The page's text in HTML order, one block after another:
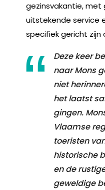
gezinsvakantie, met
uitstekende service
specifiek gericht zijn
Deze keer
naar Mons
niet
het laatst
gingen.
Vlaamse
toeristen
historische
en de
geweldige